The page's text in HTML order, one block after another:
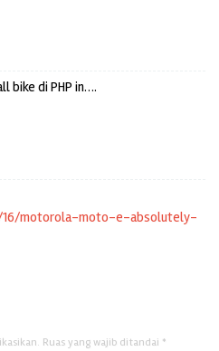
bike di PHP in….
16/motorola-moto-e-absolutely-
Ruas yang wajib ditandai *